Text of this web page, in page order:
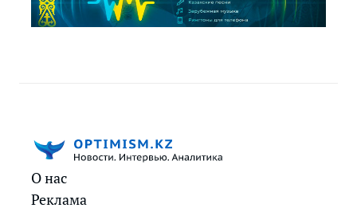
О нас
Реклама